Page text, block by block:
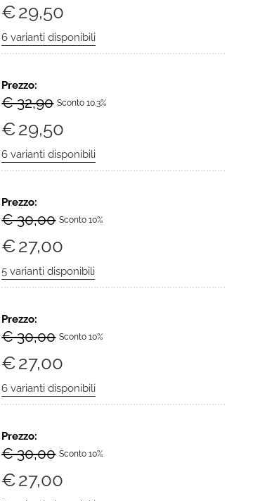
€29,50
Prezzo:
€ 32,90 Sconto 10.3%
€29,50
Prezzo:
€ 30,00 Sconto 10%
€27,00
Prezzo:
€ 30,00 Sconto 10%
€27,00
Prezzo:
€ 30,00 Sconto 10%
€27,00